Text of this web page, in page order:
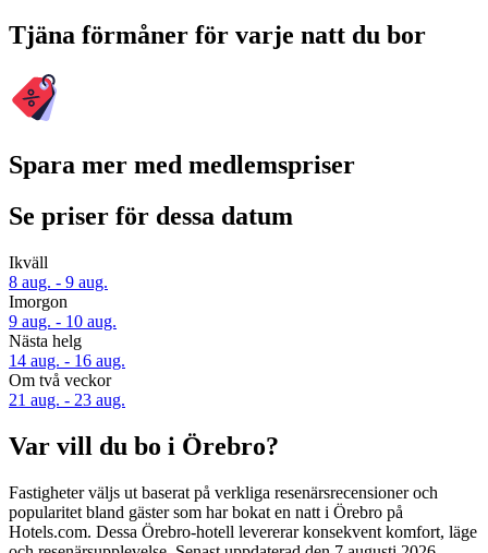
Tjäna förmåner för varje natt du bor
Spara mer med medlemspriser
Se priser för dessa datum
Ikväll
8 aug. - 9 aug.
Imorgon
9 aug. - 10 aug.
Nästa helg
14 aug. - 16 aug.
Om två veckor
21 aug. - 23 aug.
Var vill du bo i Örebro?
Fastigheter väljs ut baserat på verkliga resenärsrecensioner och
popularitet bland gäster som har bokat en natt i Örebro på
Hotels.com. Dessa Örebro-hotell levererar konsekvent komfort, läge